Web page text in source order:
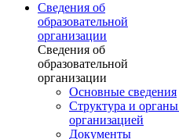
Сведения об
образовательной
организации
Сведения об
образовательной
организации
Основные сведения
Структура и
организацией
Документы